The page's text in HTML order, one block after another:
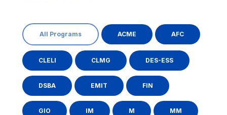
All Programs ACME AFC
CLELI CLMG DES-ESS
DSBA EMIT FIN
GIO IM M MM